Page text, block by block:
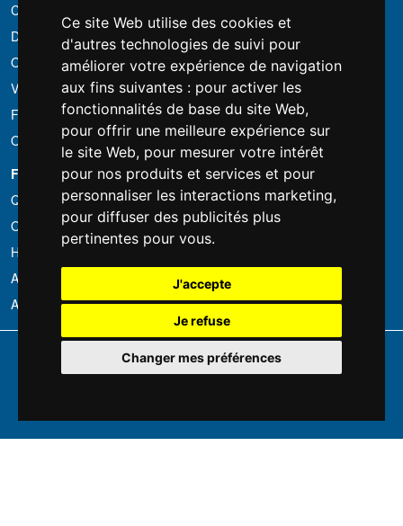
Ce site Web utilise des cookies et
d'autres technologies de suivi pour
améliorer votre expérience de navigation
aux fins suivantes : pour activer les
fonctionnalités de base du site Web,
pour offrir une meilleure expérience sur
le site Web, pour mesurer votre intérêt
pour nos produits et services et pour
personnaliser les interactions marketing,
pour diffuser des publicités plus
pertinentes pour vous.
J'accepte
Je refuse
Changer mes préférences
Conditions de location
Devis
Offre groupée
Vous avez trouvé moins cher?
Financement
Occasion
FOTOCOLOMBO.IT
Qui sommes-nous
Où nous trouver
Horaires d'ouverture
Avis sur Trovaprezzi
Avis sur Google
Copyright © Fotocolombo Srl - Viale Verdi 95 - 23807 Merate (LC) - P. Iva
03298370135 - SDI: M5UXCR1